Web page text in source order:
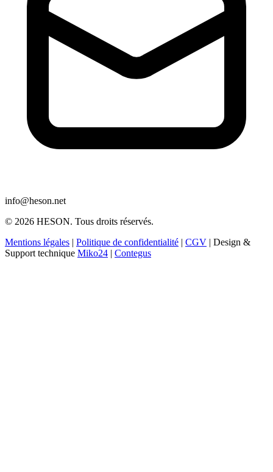
info@heson.net
© 2026 HESON. Tous droits réservés.
Mentions légales | Politique de confidentialité | CGV | Design &
Support technique Miko24 | Contegus